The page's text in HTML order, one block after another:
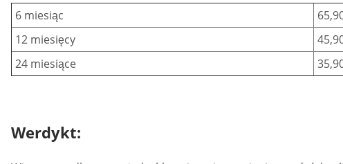
6 miesiąc
12 miesięcy
24 miesiące
Werdykt: